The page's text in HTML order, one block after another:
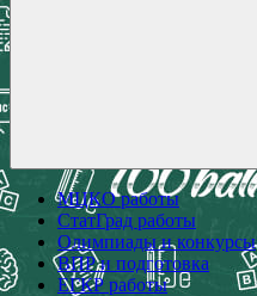
МЦКО работы
СтатГрад работы
Олимпиады и конкурсы
ВПР и подготовка
ЕГКР работы